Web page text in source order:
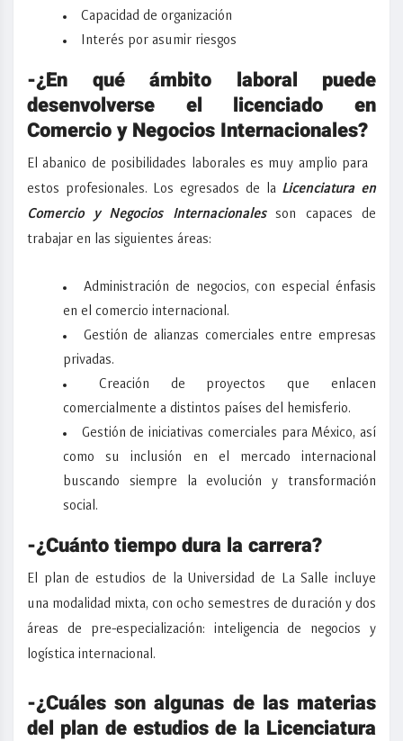
Capacidad de organización
Interés por asumir riesgos
-¿En qué ámbito laboral puede
desenvolverse el licenciado en
Comercio y Negocios Internacionales?
El abanico de posibilidades laborales es muy amplio para
estos profesionales. Los egresados de la Licenciatura en
Comercio y Negocios Internacionalesson capaces de
trabajar en las siguientes áreas:
Administración de negocios, con especial énfasis
en el comercio internacional.
Gestión de alianzas comerciales entre empresas
privadas.
Creación de proyectos que enlacen
comercialmente a distintos países del hemisferio.
Gestión de iniciativas comerciales para México, así
como su inclusión en el mercado internacional
buscando siempre la evolución y transformación
social .
-¿Cuánto tiempo dura la carrera?
El plan de estudios de laUniversidad de La Salle incluye
una modalidad mixta, con ocho semestres de duración y dos
áreas de pre-especialización: inteligencia de negocios y
logística internacional.
-¿Cuáles son algunas de las materias
del plan de estudios de la Licenciatura